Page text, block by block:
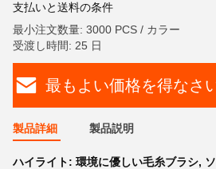
支払いと送料の条件
最小注文数量: 3000 PCS / カラー
受渡し時間: 25 日
最もよい価格を得なさ
製品詳細 製品説明
ハイライト: 環境に優しい毛糸ブラシ,